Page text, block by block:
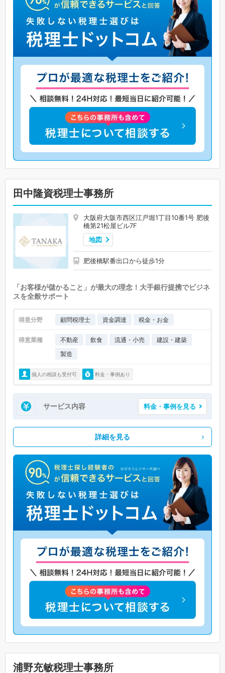
田中隆資税理士事務所
大阪府大阪市西区江戸堀1丁目10番1号 肥後
橋第21松屋ビル7F
地図
肥後橋駅番出口から徒歩1分
「お客様が儲かること」が最大の理念！大手銀行提携でビジネ
スを全般サポート
得意分野 顧問税理士 資金調達 税金・お金
得意業種 不動産 飲食 流通・小売
建設・建築
製造
個人の相談も受付可 料金・事例あり
サービス内容 料金・事例を見る
詳細を見る
浦野充敏税理士事務所